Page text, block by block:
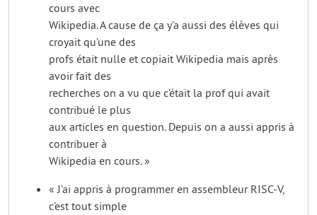
cours avec
Wikipedia. A cause de ça y’a aussi des élèves qui
croyait qu’une des
profs était nulle et copiait Wikipedia mais après
avoir fait des
recherches on a vu que c’était la prof qui avait
contribué le plus
aux articles en question. Depuis on a aussi appris à
contribuer à
Wikipedia en cours. »
« J’ai appris à programmer en assembleur RISC-V,
c’est tout simple